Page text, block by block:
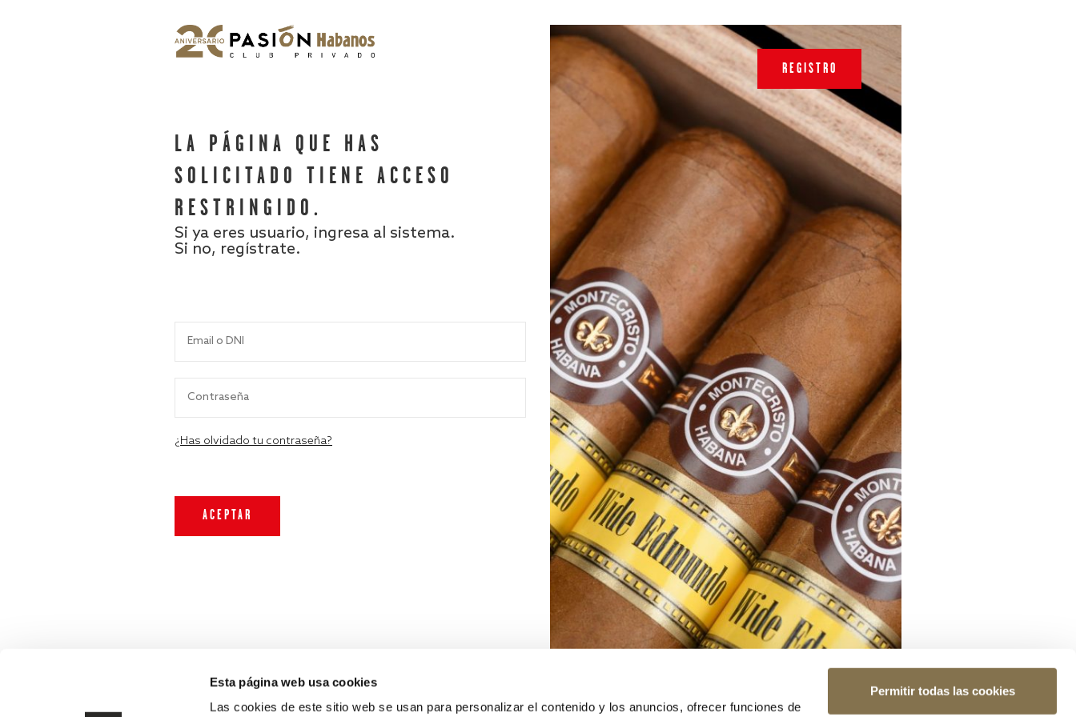
Esta página web usa cookies
Las cookies de este sitio web se usan para personalizar el contenido y los anuncios, ofrecer funciones de
Permitir todas las cookies
LA PÁGINA QUE HAS
SOLICITADO TIENE ACCESO
RESTRINGIDO.
Si ya eres usuario, ingresa al sistema.
Si no, regístrate.
¿Has olvidado tu contraseña?
REGISTRO